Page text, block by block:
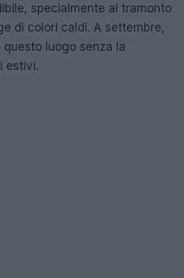
specialmente al tramonto
di colori caldi. A settembre,
luogo senza la
estivi.